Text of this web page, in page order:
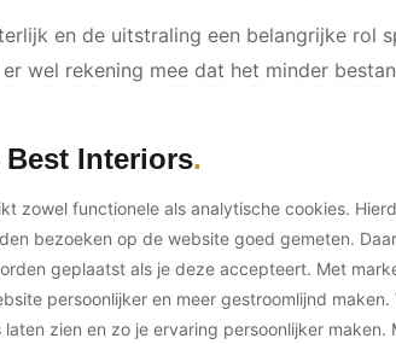
en de uitstraling een belangrijke rol
wel rekening mee dat het minder
en extreem duurzaam
polyurethaan vloeren, zijn een
naadloos, extreem sterk en bestand
investering vereisen dan
Interiors
zowel functionele als analytische cookies.
bezoeken op de website goed gemeten.
geplaatst als je deze accepteert. Met
persoonlijker en meer gestroomlijnd maken.
zien en zo je ervaring persoonlijker maken.